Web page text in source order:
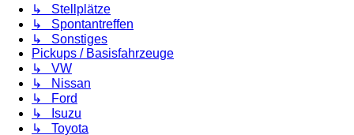
↳ Stellplätze
↳ Spontantreffen
↳ Sonstiges
Pickups / Basisfahrzeuge
↳ VW
↳ Nissan
↳ Ford
↳ Isuzu
↳ Toyota